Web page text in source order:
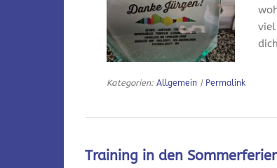
Kategorien:Allgemein | Permalink
Training in den